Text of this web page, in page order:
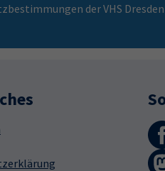
der VHS